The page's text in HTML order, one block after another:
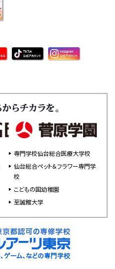
専門学校仙台総合医療大学校
仙台総合ペット＆フラワー専門学
校
こどもの国幼稚園
至誠館大学